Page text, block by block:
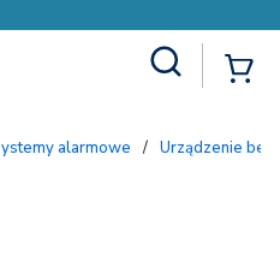
Systemy alarmowe / Urządzenie